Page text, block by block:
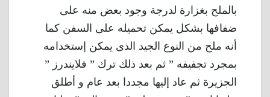
بالملح بغزارة لدرجة وجود بعض منه على
ضفافها بشكل يمكن تحميله على السفن كما
أنه ملح من النوع الجيد الذى يمكن إستخدامه
بمجرد تجفيفه ” ثم بعد ذلك ترك ” فلايندرز ”
الجزيرة ثم عاد إليها مجددا بعد عام و أطلق